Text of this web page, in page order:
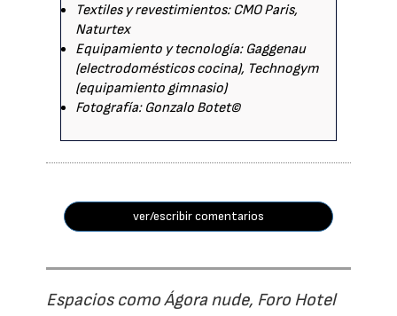
Textiles y revestimientos: CMO Paris,
Naturtex
Equipamiento y tecnología: Gaggenau
(electrodomésticos cocina), Technogym
(equipamiento gimnasio)
Fotografía: Gonzalo Botet©
ver/escribir comentarios
Espacios como Ágora nude, Foro Hotel